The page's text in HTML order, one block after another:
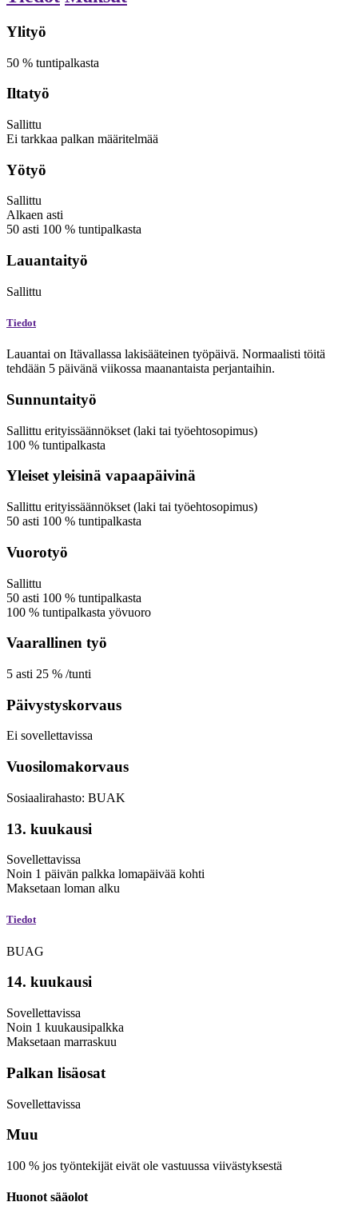
Ylityö
50 % tuntipalkasta
Iltatyö
Sallittu
Ei tarkkaa palkan määritelmää
Yötyö
Sallittu
Alkaen asti
50 asti 100 % tuntipalkasta
Lauantaityö
Sallittu
Tiedot
Lauantai on Itävallassa lakisääteinen työpäivä. Normaalisti töitä
tehdään 5 päivänä viikossa maanantaista perjantaihin.
Sunnuntaityö
Sallittu erityissäännökset (laki tai työehtosopimus)
100 % tuntipalkasta
Yleiset yleisinä vapaapäivinä
Sallittu erityissäännökset (laki tai työehtosopimus)
50 asti 100 % tuntipalkasta
Vuorotyö
Sallittu
50 asti 100 % tuntipalkasta
100 % tuntipalkasta yövuoro
Vaarallinen työ
5 asti 25 % /tunti
Päivystyskorvaus
Ei sovellettavissa
Vuosilomakorvaus
Sosiaalirahasto: BUAK
13. kuukausi
Sovellettavissa
Noin 1 päivän palkka lomapäivää kohti
Maksetaan loman alku
Tiedot
BUAG
14. kuukausi
Sovellettavissa
Noin 1 kuukausipalkka
Maksetaan marraskuu
Palkan lisäosat
Sovellettavissa
Muu
100 % jos työntekijät eivät ole vastuussa viivästyksestä
Huonot sääolot